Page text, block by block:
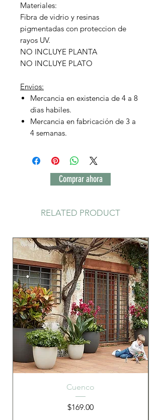
Materiales:
Fibra de vidrio y resinas
pigmentadas con proteccion de
rayos UV.
NO INCLUYE PLANTA
NO INCLUYE PLATO
Envios:
Mercancia en existencia de 4 a 8
dias habiles.
Mercancia en fabricación de 3 a
4 semanas.
Comprar ahora
RELATED PRODUCT
Cuenco
Precio
$169.00